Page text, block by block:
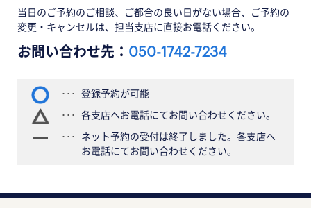
当日のご予約のご相談、ご都合の良い日がない場合、ご予約の
変更・キャンセルは、担当支店に直接お電話ください。
お問い合わせ先： 050-1742-7234
登録予約が可能
各支店へお電話にてお問い合わせください。
ネット予約の受付は終了しました。各支店へ
お電話にてお問い合わせください。